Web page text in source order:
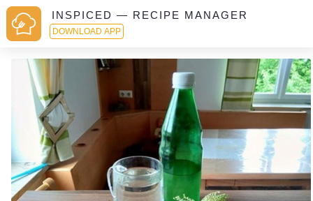
INSPICED — RECIPE MANAGER
DOWNLOAD APP